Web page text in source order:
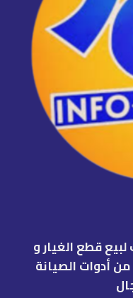
قطع الغيار و
أدوات الصيانة